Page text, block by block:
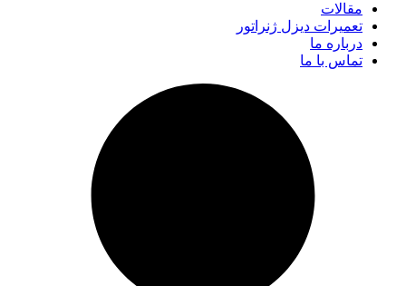
مقالات
تعمیرات دیزل ژنراتور
درباره ما
تماس با ما